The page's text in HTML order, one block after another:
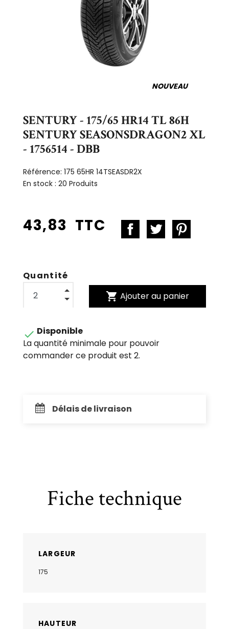
NOUVEAU
SENTURY - 175/65 HR14 TL 86H
SENTURY SEASONSDRAGON2 XL
- 1756514 - DBB
Référence: 175 65HR 14TSEASDR2X
En stock : 20 Produits
43,83 TTC
Quantité
shopping_cart Ajouter au panier
 Disponible
La quantité minimale pour pouvoir
commander ce produit est 2.
Délais de livraison
Fiche technique
LARGEUR
175
HAUTEUR